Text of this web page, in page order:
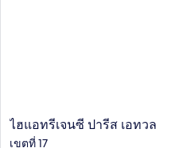
ไฮ
ไฮแอทรีเจนซี ปารีส เอทวล
เขตที่ 17